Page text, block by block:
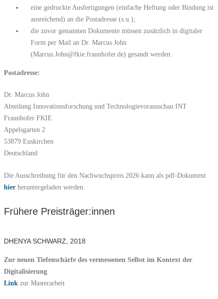
eine gedruckte Ausfertigungen (einfache Heftung oder Bindung ist
ausreichend) an die Postadresse (s.u.);
die zuvor genannten Dokumente müssen zusätzlich in digitaler
Form per Mail an Dr. Marcus John
(Marcus.John@fkie.fraunhofer.de) gesandt werden.
Postadresse:
Dr. Marcus John
Abteilung Innovationsforschung und Technologievorausschau INT
Fraunhofer FKIE
Appelsgarten 2
53879 Euskirchen
Deutschland
Die Ausschreibung für den Nachwuchspreis 2026 kann als pdf-Dokument
hier heruntergeladen werden.
Frühere Preisträger:innen
DHENYA SCHWARZ, 2018
Zur neuen Tiefenschärfe des vermessenen Selbst im Kontext der
Digitalisierung
Link zur Masterarbeit